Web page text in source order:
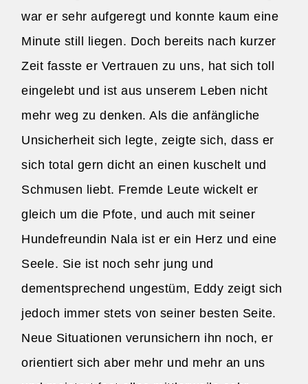
war er sehr aufgeregt und konnte kaum eine
Minute still liegen. Doch bereits nach kurzer
Zeit fasste er Vertrauen zu uns, hat sich toll
eingelebt und ist aus unserem Leben nicht
mehr weg zu denken. Als die anfängliche
Unsicherheit sich legte, zeigte sich, dass er
sich total gern dicht an einen kuschelt und
Schmusen liebt. Fremde Leute wickelt er
gleich um die Pfote, und auch mit seiner
Hundefreundin Nala ist er ein Herz und eine
Seele. Sie ist noch sehr jung und
dementsprechend ungestüm, Eddy zeigt sich
jedoch immer stets von seiner besten Seite.
Neue Situationen verunsichern ihn noch, er
orientiert sich aber mehr und mehr an uns